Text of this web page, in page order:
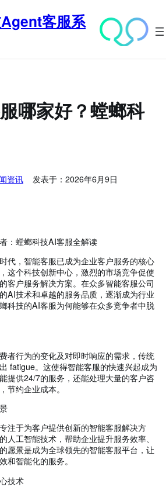
客服系
哪家好？螳螂科
资讯 发表于： 2026年6月9日
：螳螂科技AI客服全解读
代，智能客服已成为企业客户服务的核心
这个科技创新中心，激烈的市场竞争促使
客户服务解决方案。在众多智能客服公司
AI技术和卓越的服务品质，逐渐成为行业
科技的AI客服为何能够在众多竞争者中脱
者行为的变化及对即时响应的需求，传统
fatigue。这使得智能客服的快速兴起成为
提供24/7的服务，还能处理大量的客户咨
节约企业成本。
注于为客户提供创新的智能客服解决方
人工智能技术，帮助企业提升服务效率、
愿景是成为全球领先的智能客服平台，让
和智能化的服务。
技术